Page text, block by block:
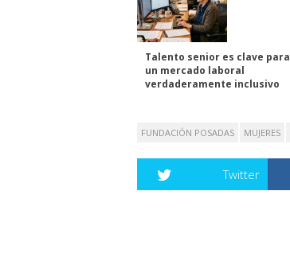
Talento senior es clave para
un mercado laboral
verdaderamente inclusivo
FUNDACIÓN POSADAS MUJERES
Twitter